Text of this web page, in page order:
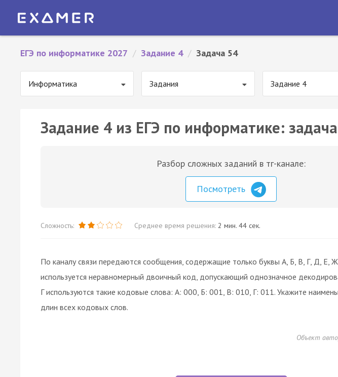
ЕГЭ по информатике 2027 / Задание 4 / Задача 54
Информатика Задания Задание 4
Задание 4 из ЕГЭ по информатике:
Разбор сложных заданий в тг-канале:
Посмотреть
Сложность: Среднее время решения: 2 мин. 44 сек.
По каналу связи передаются сообщения, содержащие только буквы А, Б, В, Г, Д, Е,
используется неравномерный двоичный код, допускающий однозначное
Г используются такие кодовые слова: А: 000, Б: 001, В: 010, Г: 011. Укажите
длин всех кодовых слов.
Объект